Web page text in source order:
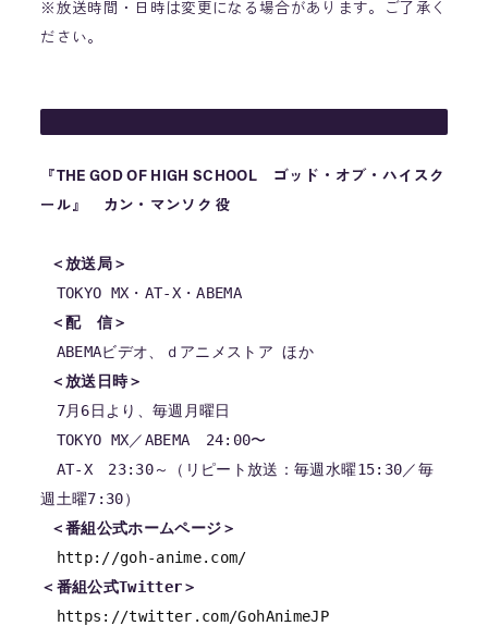
※放送時間・日時は変更になる場合があります。ご了承く
ださい。
『THE GOD OF HIGH SCHOOL ゴッド・オブ・ハイスク
ール』 カン・マンソク 役
＜放送局＞
TOKYO MX・AT-X・ABEMA
＜配　信＞
＜放送日時＞
7月6日より、毎週月曜日
TOKYO MX／ABEMA　24:00〜
AT-X　23:30～（リピート放送：毎週水曜15:30／毎
週土曜7:30）
＜番組公式ホームページ＞
http://goh-anime.com/
＜番組公式Twitter＞
https://twitter.com/GohAnimeJP